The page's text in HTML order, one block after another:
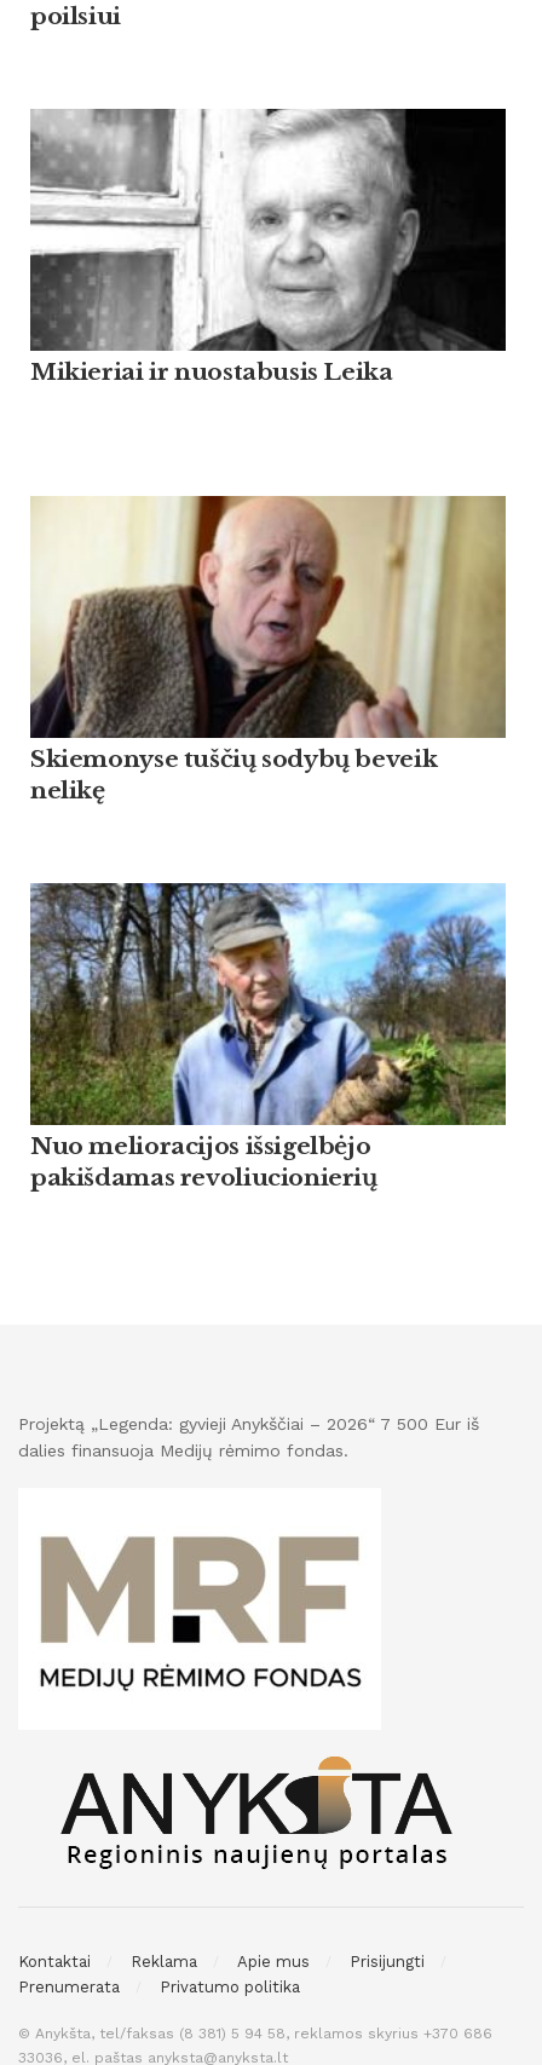
poilsiui
Mikieriai ir nuostabusis Leika
Skiemonyse tuščių sodybų beveik
nelikę
Nuo melioracijos išsigelbėjo
pakišdamas revoliucionierių
Projektą „Legenda: gyvieji Anykščiai – 2026“ 7 500 Eur iš
dalies finansuoja Medijų rėmimo fondas.
Kontaktai Reklama Apie mus
Prisijungti
Prenumerata
Privatumo politika
© Anykšta, tel/faksas (8 381) 5 94 58, reklamos skyrius +370 686
33036, el. paštas anyksta@anyksta.lt